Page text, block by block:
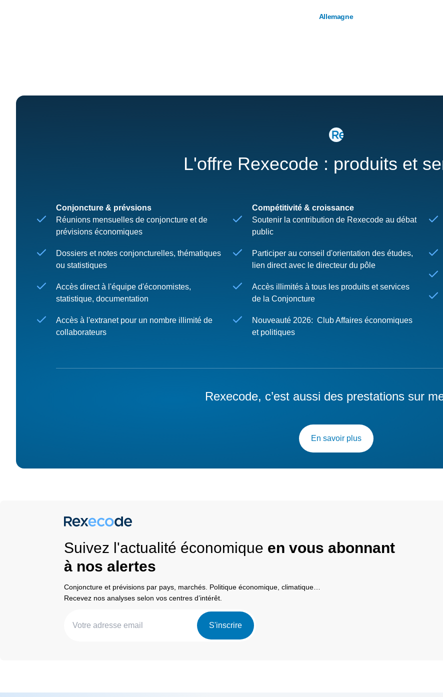
Allemagne
L'offre Rexecode : produits et
Conjoncture & prévsions
Réunions mensuelles de conjoncture et de
prévisions économiques
Dossiers et notes conjoncturelles, thématiques
ou statistiques
Accès direct à l'équipe d'économistes,
statistique, documentation
Accès à l'extranet pour un nombre illimité de
collaborateurs
Compétitivité & croissance
Soutenir la contribution de Rexecode au débat
public
Participer au conseil d'orientation des études,
lien direct avec le directeur du pôle
Accès illimités à tous les produits et services
de la Conjoncture
Nouveauté 2026: Club Affaires économiques
et politiques
Rexecode, c’est aussi des prestations sur
En savoir plus
Suivez l'actualité économique en vous abonnant
à nos alertes
Conjoncture et prévisions par pays, marchés. Politique économique, climatique…
Recevez nos analyses selon vos centres d’intérêt.
S'inscrire